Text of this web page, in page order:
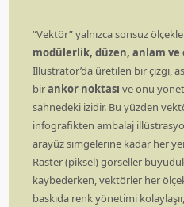
“Vektör” yalnızca sonsuz
modülerlik, düzen, anlam ve
Illustrator’da üretilen bir çizgi,
birankor noktası ve onu
sahnedeki izidir. Bu yüzden
infografikten ambalaj
arayüz simgelerine kadar her
Raster (piksel) görseller
kaybederken, vektörler her
baskıda renk yönetimi